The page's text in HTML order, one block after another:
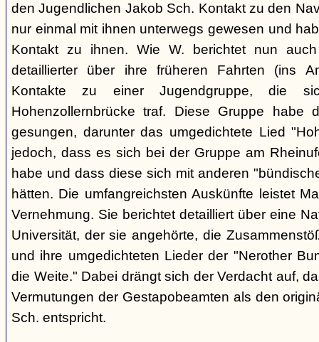
den Jugendlichen Jakob Sch. Kontakt zu den
nur einmal mit ihnen unterwegs gewesen und
Kontakt zu ihnen. Wie W. berichtet nun
detaillierter über ihre früheren Fahrten (ins
Kontakte zu einer Jugendgruppe, die
Hohenzollernbrücke traf. Diese Gruppe habe
gesungen, darunter das umgedichtete Lied
jedoch, dass es sich bei der Gruppe am
habe und dass diese sich mit anderen
hätten. Die umfangreichsten Auskünfte leistet
Vernehmung. Sie berichtet detailliert über eine
Universität, der sie angehörte, die
und ihre umgedichteten Lieder der "Nerother
die Weite." Dabei drängt sich der Verdacht auf,
Vermutungen der Gestapobeamten als den
Sch. entspricht.